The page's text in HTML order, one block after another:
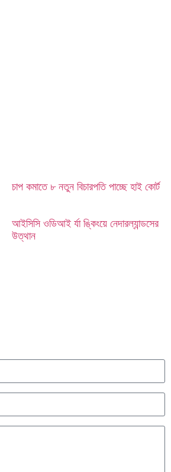
চাপ কমাতে ৮ নতুন বিচারপতি পাচ্ছে হাই কোর্ট
আইসিসি ওডিআই র্যা ঙ্কিংয়ে নেদারল্যান্ডসের
উত্থান